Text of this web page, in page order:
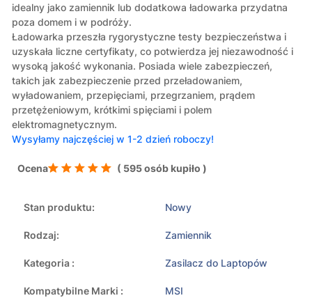
idealny jako zamiennik lub dodatkowa ładowarka przydatna
poza domem i w podróży.
Ładowarka przeszła rygorystyczne testy bezpieczeństwa i
uzyskała liczne certyfikaty, co potwierdza jej niezawodność i
wysoką jakość wykonania. Posiada wiele zabezpieczeń,
takich jak zabezpieczenie przed przeładowaniem,
wyładowaniem, przepięciami, przegrzaniem, prądem
przetężeniowym, krótkimi spięciami i polem
elektromagnetycznym.
Wysyłamy najczęściej w 1-2 dzień roboczy!
Ocena ( 595 osób kupiło )
Stan produktu: Nowy
Rodzaj: Zamiennik
Kategoria : Zasilacz do Laptopów
Kompatybilne Marki : MSI